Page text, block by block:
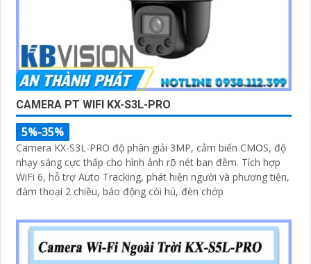
CAMERA PT WIFI KX-S3L-PRO
5%-35%
Camera KX-S3L-PRO độ phân giải 3MP, cảm biến CMOS, độ
nhạy sáng cực thấp cho hình ảnh rõ nét ban đêm. Tích hợp
WiFi 6, hỗ trợ Auto Tracking, phát hiện người và phương tiện,
đàm thoại 2 chiều, báo động còi hú, đèn chớp